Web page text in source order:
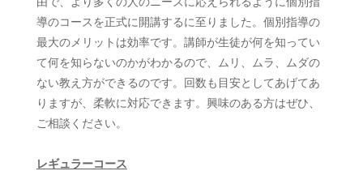
導のコースを正式に開講するに至りました。個別指導の
最大のメリットは効率です。講師が生徒が何を知ってい
て何を知らないのかがわかるので、ムリ、ムラ、ムダの
ない教え方ができるのです。回数も目安としてあげてあ
りますが、柔軟に対応できます。興味のある方はぜひ、
ご相談ください。
レギュラーコース